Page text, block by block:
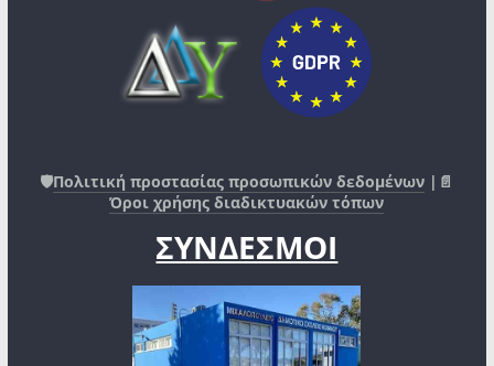
🛡️Πολιτική προστασίας προσωπικών δεδομένων |📄
Όροι χρήσης διαδικτυακών τόπων
ΣΥΝΔΕΣΜΟΙ